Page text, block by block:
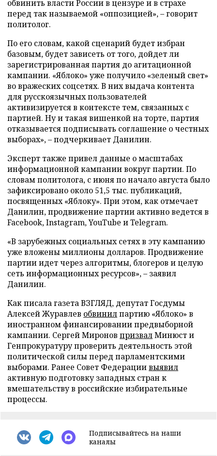
обвинить власти России в цензуре и в страхе
перед так называемой «оппозицией», – говорит
политолог.
По его словам, какой сценарий будет избран
базовым, будет зависеть от того, дойдет ли
зарегистрированная партия до агитационной
кампании. «Яблоко» уже получило «зеленый свет»
во вражеских соцсетях. В них выдача контента
для русскоязычных пользователей
активизируется в контексте тем, связанных с
партией. Ну и такая вишенкой на торте, партия
отказывается подписывать соглашение о честных
выборах», – подчеркивает Данилин.
Эксперт также привел данные о масштабах
информационной кампании вокруг партии. По
словам политолога, с июня по начало августа было
зафиксировано около 51,5 тыс. публикаций,
посвященных «Яблоку». При этом, как отмечает
Данилин, продвижение партии активно ведется в
Facebook, Instagram, YouTube и Telegram.
«В зарубежных социальных сетях в эту кампанию
уже вложены миллионы долларов. Продвижение
партии идет через алгоритмы, блогеров и целую
сеть информационных ресурсов», – заявил
Данилин.
Как писала газета ВЗГЛЯД, депутат Госдумы
Алексей Журавлев обвинилпартию «Яблоко» в
иностранном финансировании предвыборной
кампании. Сергей Миронов призвалМинюст и
Генпрокуратуру проверить деятельность этой
политической силы перед парламентскими
выборами. Ранее Совет Федерациивыявил
активную подготовку западных стран к
вмешательству в российские избирательные
процессы.
Подписывайтесь на наши
каналы